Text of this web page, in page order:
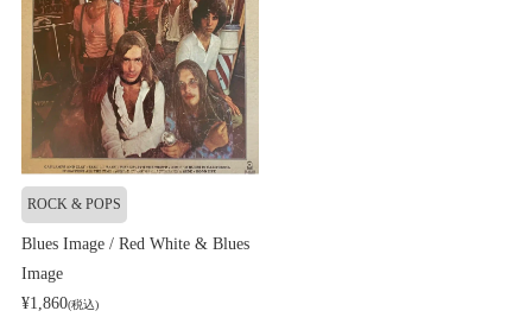
ROCK & POPS
Blues Image / Red White & Blues
Image
¥1,860(税込)